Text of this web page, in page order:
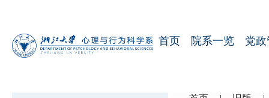
首页 院系一览 党